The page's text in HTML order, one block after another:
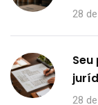
28
28